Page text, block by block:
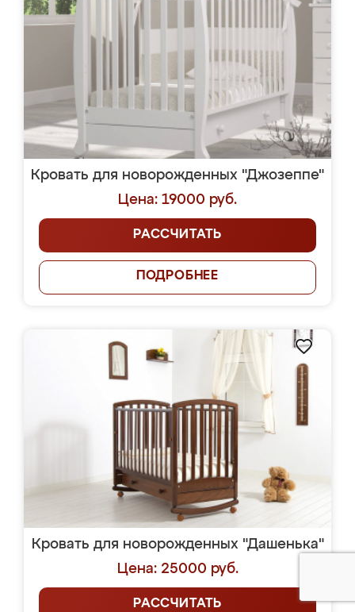
Кровать для новорожденных "Джозеппе"
Цена: 19000 руб.
РАССЧИТАТЬ
ПОДРОБНЕЕ
Кровать для новорожденных "Дашенька"
Цена: 25000 руб.
РАССЧИТАТЬ